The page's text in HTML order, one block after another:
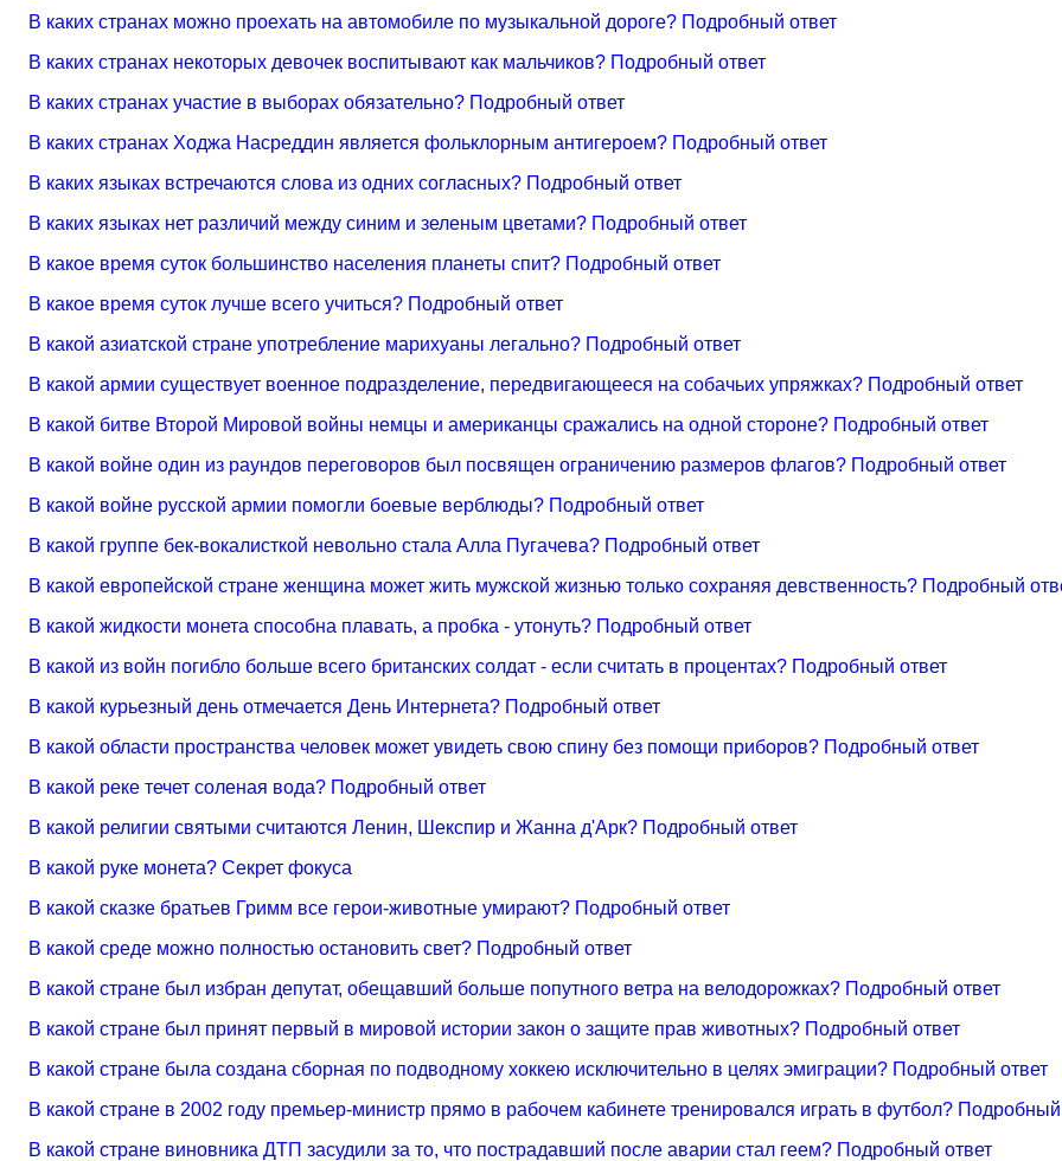
В каких странах можно проехать на автомобиле по музыкальной дороге? Подробный ответ
В каких странах некоторых девочек воспитывают как мальчиков? Подробный ответ
В каких странах участие в выборах обязательно? Подробный ответ
В каких странах Ходжа Насреддин является фольклорным антигероем? Подробный ответ
В каких языках встречаются слова из одних согласных? Подробный ответ
В каких языках нет различий между синим и зеленым цветами? Подробный ответ
В какое время суток большинство населения планеты спит? Подробный ответ
В какое время суток лучше всего учиться? Подробный ответ
В какой азиатской стране употребление марихуаны легально? Подробный ответ
В какой армии существует военное подразделение, передвигающееся на собачьих упряжках? Подробный ответ
В какой битве Второй Мировой войны немцы и американцы сражались на одной стороне? Подробный ответ
В какой войне один из раундов переговоров был посвящен ограничению размеров флагов? Подробный ответ
В какой войне русской армии помогли боевые верблюды? Подробный ответ
В какой группе бек-вокалисткой невольно стала Алла Пугачева? Подробный ответ
В какой европейской стране женщина может жить мужской жизнью только сохраняя девственность? Подробный
В какой жидкости монета способна плавать, а пробка - утонуть? Подробный ответ
В какой из войн погибло больше всего британских солдат - если считать в процентах? Подробный ответ
В какой курьезный день отмечается День Интернета? Подробный ответ
В какой области пространства человек может увидеть свою спину без помощи приборов? Подробный ответ
В какой реке течет соленая вода? Подробный ответ
В какой религии святыми считаются Ленин, Шекспир и Жанна д'Арк? Подробный ответ
В какой руке монета? Секрет фокуса
В какой сказке братьев Гримм все герои-животные умирают? Подробный ответ
В какой среде можно полностью остановить свет? Подробный ответ
В какой стране был избран депутат, обещавший больше попутного ветра на велодорожках? Подробный ответ
В какой стране был принят первый в мировой истории закон о защите прав животных? Подробный ответ
В какой стране была создана сборная по подводному хоккею исключительно в целях эмиграции? Подробный ответ
В какой стране в 2002 году премьер-министр прямо в рабочем кабинете тренировался играть в футбол? Подробный
В какой стране виновника ДТП засудили за то, что пострадавший после аварии стал геем? Подробный ответ